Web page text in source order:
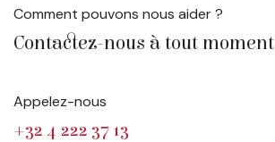
Comment pouvons nous aider ?
Contactez-nous à tout moment
Appelez-nous
+32 4 222 37 13